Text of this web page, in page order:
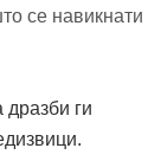
се навикнати
ги